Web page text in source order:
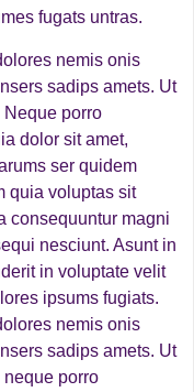
fugats untras.
nemis onis
sadips amets. Ut
porro
dolor sit amet,
ser quidem
quia voluptas sit
consequuntur magni
nesciunt. Asunt in
in voluptate velit
ipsums fugiats.
nemis onis
sadips amets. Ut
porro